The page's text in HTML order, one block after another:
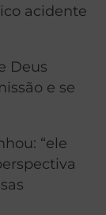
acidente
Deus
e se
“ele